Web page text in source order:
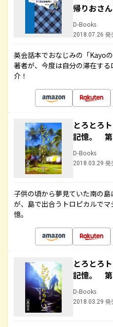
帰りおさ
D-Books
2018.07.26 発
英会話本でおなじみの「Kayo
著者が、今度は自分の滞在す
介！
とろとろ
記憶。
D-Books
2018.03.29 発
子供の頃から夢見ていた南の
が、島で出合うトロピカルで
憶。
とろとろ
記憶。
D-Books
2018.03.29 発